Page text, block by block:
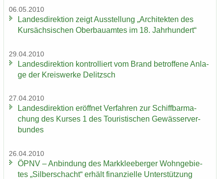
06.05.2010
Lan­des­di­rek­ti­on zeigt Aus­stel­lung „Ar­chi­tek­ten des
Kur­säch­si­schen Ober­bau­am­tes im 18. Jahr­hun­dert“
29.04.2010
Lan­des­di­rek­ti­on kon­trol­liert vom Brand be­trof­fe­ne An­la­
ge der Kreis­wer­ke De­litzsch
27.04.2010
Lan­des­di­rek­ti­on er­öff­net Ver­fah­ren zur Schiff­bar­ma­
chung des Kur­ses 1 des Tou­ris­ti­schen Ge­wäs­ser­ver­
bun­des
26.04.2010
ÖPNV – An­bin­dung des Mark­klee­ber­ger Wohn­ge­bie­
tes „Sil­ber­schacht“ er­hält fi­nan­zi­el­le Un­ter­stüt­zung